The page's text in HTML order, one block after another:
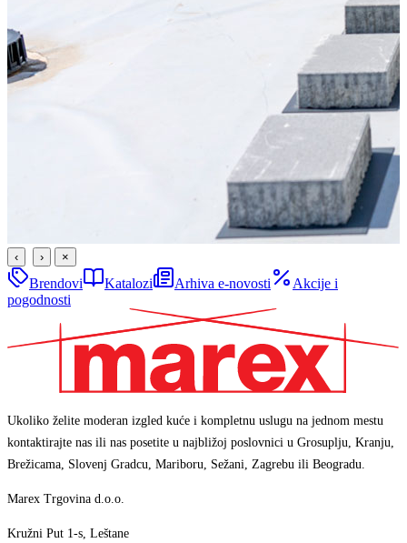
‹ › ×
Brendovi Katalozi Arhiva e-novosti
Akcije i
pogodnosti
Ukoliko želite moderan izgled kuće i kompletnu uslugu na jednom mestu
kontaktirajte nas ili nas posetite u najbližoj poslovnici u Grosuplju, Kranju,
Brežicama, Slovenj Gradcu, Mariboru, Sežani, Zagrebu ili Beogradu.
Marex Trgovina d.o.o.
Kružni Put 1-s, Leštane